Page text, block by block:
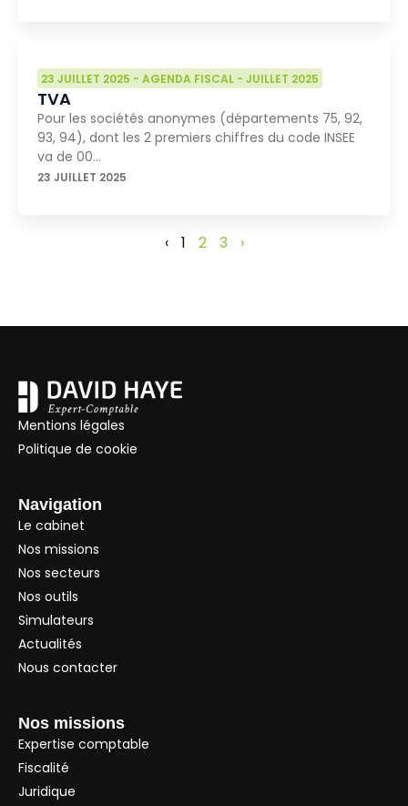
23 JUILLET 2025 - AGENDA FISCAL - JUILLET 2025
TVA
Pour les sociétés anonymes (départements 75, 92,
93, 94), dont les 2 premiers chiffres du code INSEE
va de 00…
23 JUILLET 2025
‹ 1 2 3 ›
Mentions légales
Politique de cookie
Navigation
Le cabinet
Nos missions
Nos secteurs
Nos outils
Simulateurs
Actualités
Nous contacter
Nos missions
Expertise comptable
Fiscalité
Juridique